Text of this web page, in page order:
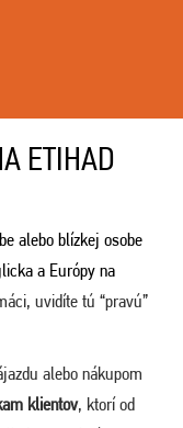
ETIHAD
alebo blízkej osobe
a Európy na
uvidíte tú “pravú”
alebo nákupom
klientov, ktorí od